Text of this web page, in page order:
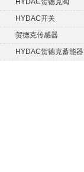
HYDAC贺德克阀
HYDAC开关
贺德克传感器
HYDAC贺德克蓄能器